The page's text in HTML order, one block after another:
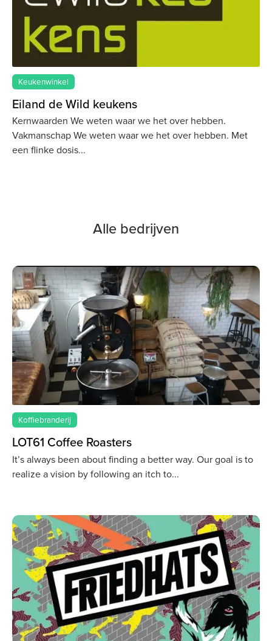
Keukenwinkel
Eiland de Wild keukens
Kernwaarden We weten waar we het over hebben.
Vakmanschap We weten waar we het over hebben. Met
een flinke dosis
Alle bedrijven
Koffiebranderij
LOT61 Coffee Roasters
It’s always been about finding a better way. Our goal is to
realize a vision by following an itch to